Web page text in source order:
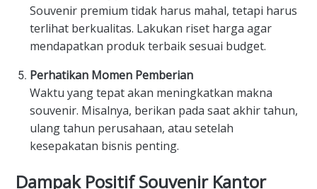
Souvenir premium tidak harus mahal, tetapi harus
terlihat berkualitas. Lakukan riset harga agar
mendapatkan produk terbaik sesuai budget.
Perhatikan Momen Pemberian
Waktu yang tepat akan meningkatkan makna
souvenir. Misalnya, berikan pada saat akhir tahun,
ulang tahun perusahaan, atau setelah
kesepakatan bisnis penting.
Dampak Positif Souvenir Kantor